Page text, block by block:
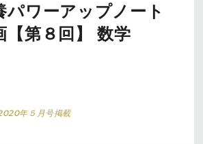
パワーアップノート
【第８回】 数学
年５月号掲載